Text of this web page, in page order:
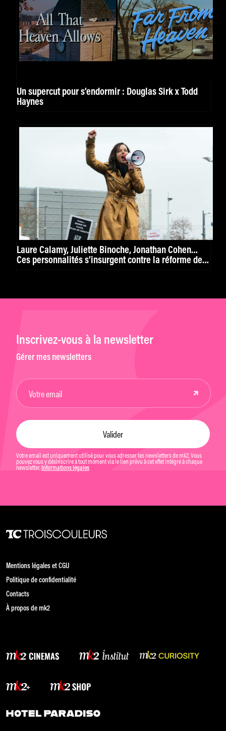
Un supercut pour s’endormir : Douglas Sirk x Todd
Haynes
Laure Calamy, Juliette Binoche, Jonathan Cohen…
Ces personnalités s’insurgent contre la réforme des
Inscrivez-vous à la newsletter
Gérer mes newsletters
Votre email est uniquement utilisé pour vous adresser les newsletters de mk2. Vous
pouvez vous y désinscrire à tout moment via le lien prévu à cet effet intégré à chaque
newsletter. Informations légales
Mentions légales et CGU
Politique de confidentialité
Contacts
À propos de mk2